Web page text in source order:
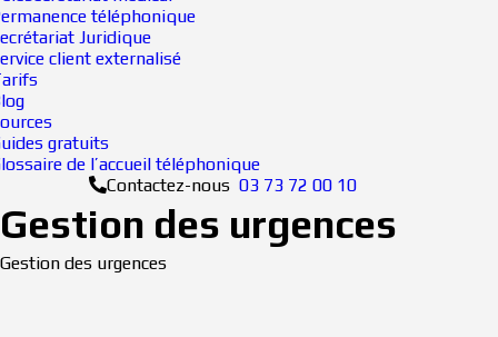
téléphonique
Juridique
client externalisé
gratuits
de l’accueil téléphonique
Contactez-nous 03 73 72 00 10
Gestion des urgences
Gestion des urgences